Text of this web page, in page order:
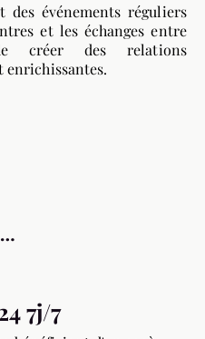
des événements réguliers
et les échanges entre
créer des relations
enrichissantes.
7j/7